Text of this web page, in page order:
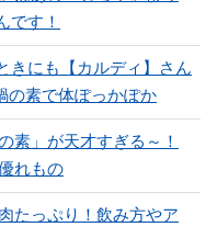
です！
きにも【カルディ】さん
の素で体ぽっかぽか
素」が天才すぎる～！
れもの
たっぷり！飲み方やア